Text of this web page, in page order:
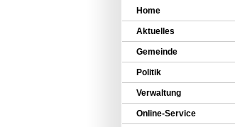
Home
Aktuelles
Gemeinde
Politik
Verwaltung
Online-Service